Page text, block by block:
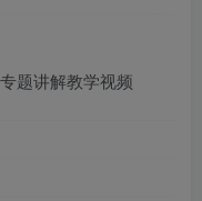
题讲解教学视频